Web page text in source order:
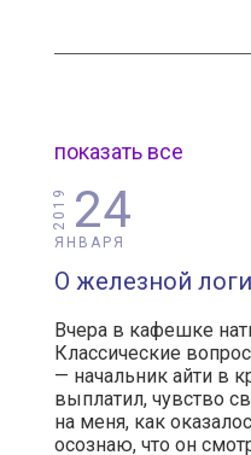
показать все
24
ЯНВАРЯ
2019
О железной
Вчера в кафешке
Классические
— начальник айти в
выплатил, чувство
на меня, как
осознаю, что он